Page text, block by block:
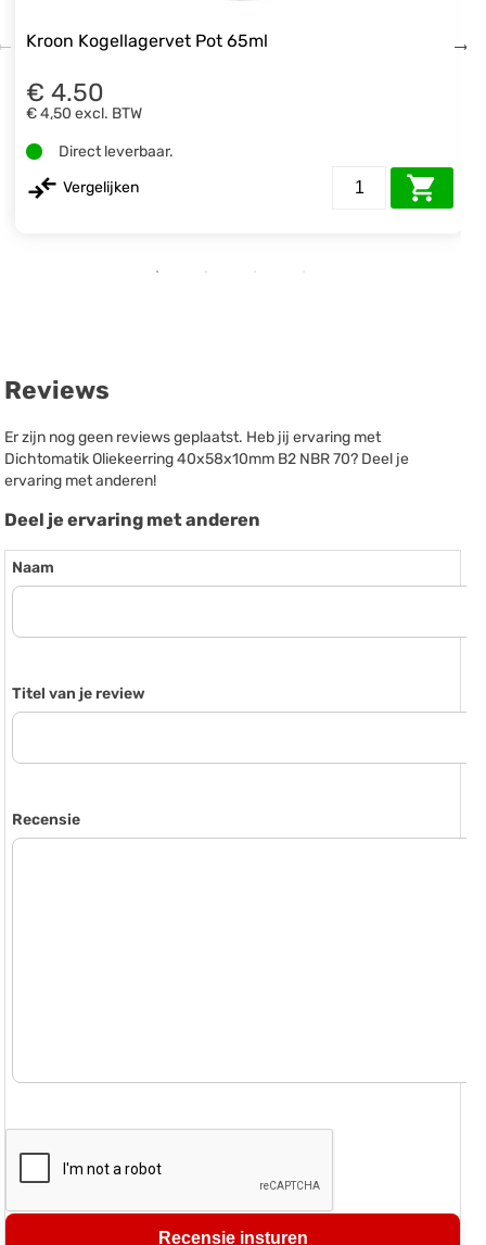
Kroon Kogellagervet Pot 65ml
€ 4.50
€ 4,50 excl. BTW
Direct leverbaar.
Vergelijken
Reviews
Er zijn nog geen reviews geplaatst. Heb jij ervaring met
Dichtomatik Oliekeerring 40x58x10mm B2 NBR 70? Deel je
ervaring met anderen!
Deel je ervaring met anderen
Naam
Titel van je review
Recensie
Recensie insturen